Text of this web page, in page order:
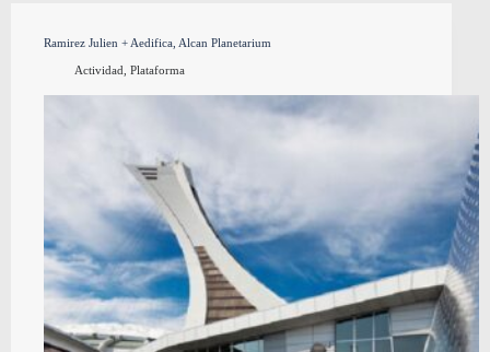
Ramirez Julien + Aedifica, Alcan Planetarium
Actividad Plataforma